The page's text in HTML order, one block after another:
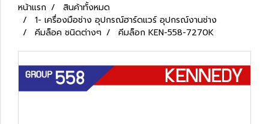
หน้าแรก
สินค้าทั้งหมด
1- เครื่องมือช่าง อุปกรณ์ฮาร์ดแวร์ อุปกรณ์งานช่าง
คีมล็อค ชนิดต่างๆ
คีมล็อก KEN-558-7270K